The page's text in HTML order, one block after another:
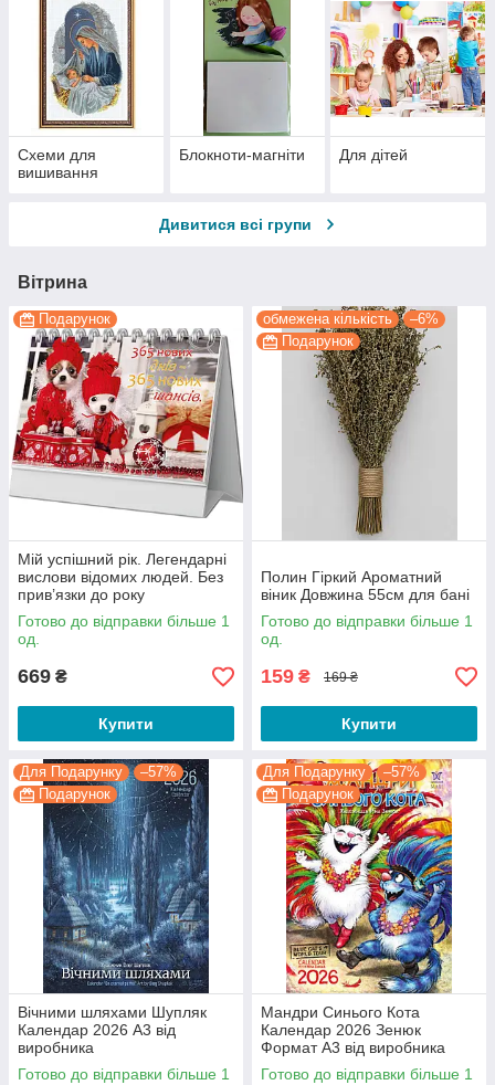
Схеми для
вишивання
Блокноти-магніти Для дітей
Дивитися всі групи
Вітрина
Подарунок
Мій успішний рік. Легендарні
вислови відомих людей. Без
прив’язки до року
Готово до відправки більше 1
од.
669 ₴
Купити
обмежена кількість
–6%
Подарунок
Полин Гіркий Ароматний
віник Довжина 55см для бані
Готово до відправки більше 1
од.
159 ₴ 169 ₴
Купити
Для Подарунку
–57%
Подарунок
Вічними шляхами Шупляк
Календар 2026 А3 від
виробника
Готово до відправки більше 1
Для Подарунку
–57%
Подарунок
Мандри Синього Кота
Календар 2026 Зенюк
Формат А3 від виробника
Готово до відправки більше 1